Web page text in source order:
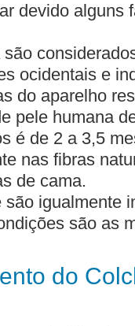
devido alguns
ocidentais e
do aparelho
pele humana
é de 2 a 3,5
nas fibras
de cama.
igualmente
são as
do